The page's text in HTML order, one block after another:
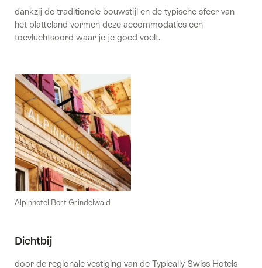
dankzij de traditionele bouwstijl en de typische sfeer van
het platteland vormen deze accommodaties een
toevluchtsoord waar je je goed voelt.
Alpinhotel Bort Grindelwald
Dichtbij
door de regionale vestiging van de Typically Swiss Hotels